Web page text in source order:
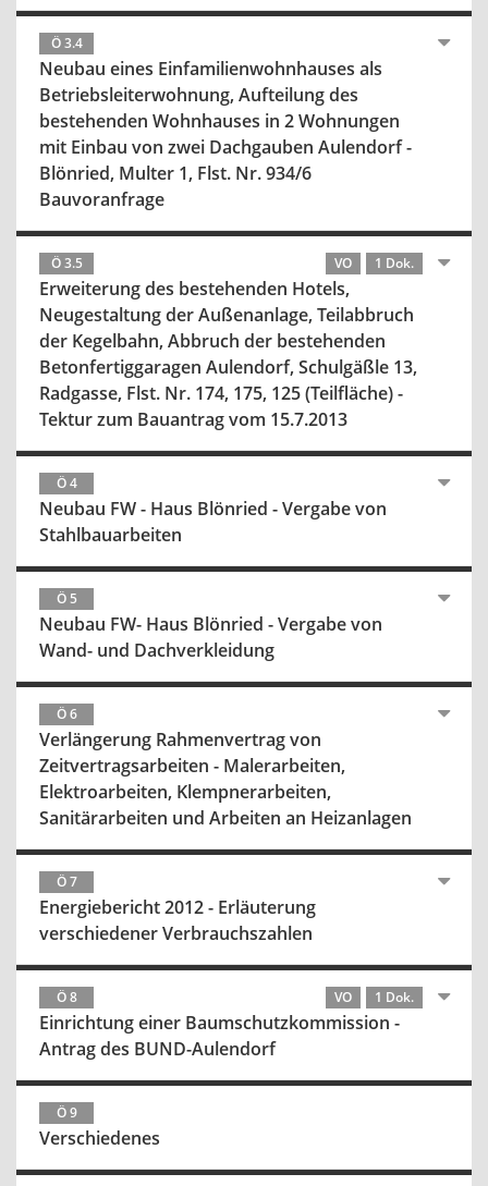
Ö 3.4
Neubau eines Einfamilienwohnhauses als
Betriebsleiterwohnung, Aufteilung des
bestehenden Wohnhauses in 2 Wohnungen
mit Einbau von zwei Dachgauben Aulendorf -
Blönried, Multer 1, Flst. Nr. 934/6
Bauvoranfrage
Ö 3.5 VO 1 Dok.
Erweiterung des bestehenden Hotels,
Neugestaltung der Außenanlage, Teilabbruch
der Kegelbahn, Abbruch der bestehenden
Betonfertiggaragen Aulendorf, Schulgäßle 13,
Radgasse, Flst. Nr. 174, 175, 125 (Teilfläche) -
Tektur zum Bauantrag vom 15.7.2013
Ö 4
Neubau FW - Haus Blönried - Vergabe von
Stahlbauarbeiten
Ö 5
Neubau FW- Haus Blönried - Vergabe von
Wand- und Dachverkleidung
Ö 6
Verlängerung Rahmenvertrag von
Zeitvertragsarbeiten - Malerarbeiten,
Elektroarbeiten, Klempnerarbeiten,
Sanitärarbeiten und Arbeiten an Heizanlagen
Ö 7
Energiebericht 2012 - Erläuterung
verschiedener Verbrauchszahlen
Ö 8 VO 1 Dok.
Einrichtung einer Baumschutzkommission -
Antrag des BUND-Aulendorf
Ö 9
Verschiedenes